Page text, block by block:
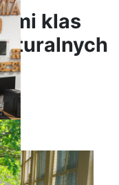
klas